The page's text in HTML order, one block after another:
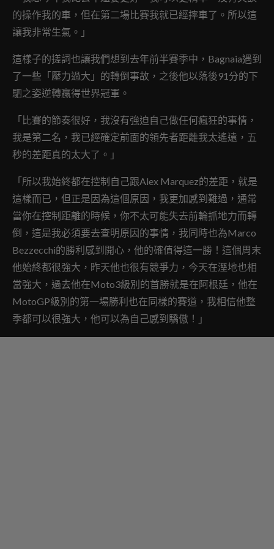
的操作我的車，但在第二場比賽我就已經摔車了。所以這
讓我非常生氣。」
這樣子的搓詞也讓我們想到去年前半賽季中，Bagnaia遇到
了一些「壓力過大」的轉倒事故，之後他以落後91分的下
駟之姿逆轉贏得世界冠軍。
「比賽的節奏很好，我沒有強迫自己做任何瘋狂的事情，
我是第二名，我已經確定前面的領先者距離我太遙遠，五
秒的差距真的太大了。」
「所以我始終都在控制自己跟Alex Marquez的差距，就是
這樣而已，但正是因為這個原因，我更加感到難過，通常
當你在控制距離的時候，你不太可能失去前輪抓地力而轉
倒，這是我必須要去查明原因的事情，我同時也為Marco
Bezzecchi的勝利感到開心，他的確值得這一勝！這個周末
他始終都很強大，昨天他也很有競爭力，今天在溼地也相
當強大，過去他在Moto3級別的首勝就是在阿根廷，他在
MotoGP級別的第一場勝利也在同樣的賽道，我相信他整
季都可以很強大，他可以為自己感到驕傲！」